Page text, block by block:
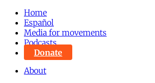
Home
Español
Media for movements
Podcasts
Donate
About